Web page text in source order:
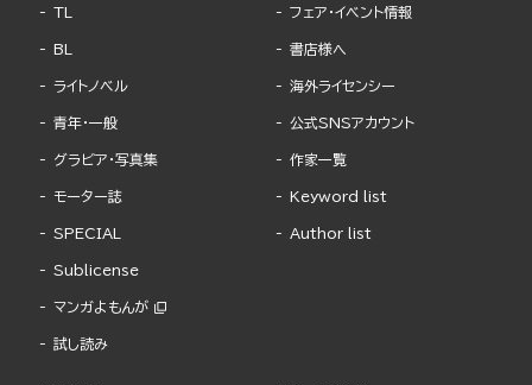
TL
BL
ライトノベル
青年・一般
グラビア・写真集
モーター誌
SPECIAL
Sublicense
マンガよもんが
試し読み
フェア・イベント情報
書店様へ
海外ライセンシー
公式SNSアカウント
作家一覧
Keyword list
Author list